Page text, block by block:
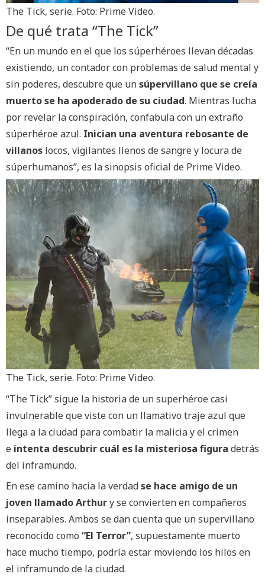
The Tick, serie. Foto: Prime Video.
De qué trata “The Tick”
“En un mundo en el que los súperhéroes llevan décadas
existiendo, un contador con problemas de salud mental y
sin poderes, descubre que unsúpervillano que se creía
muerto se ha apoderado de su ciudad. Mientras lucha
por revelar la conspiración, confabula con un extraño
súperhéroe azul. Inician una aventura rebosante de
villanos locos, vigilantes llenos de sangre y locura de
súperhumanos”, es la sinopsis oficial de Prime Video.
The Tick, serie. Foto: Prime Video.
“The Tick” sigue la historia de un superhéroe casi
invulnerable que viste con un llamativo traje azul que
llega a la ciudad para combatir la malicia y el crimen
e intenta descubrir cuál es la misteriosa figura detrás
del inframundo.
En ese camino hacia la verdadse hace amigo de un
joven llamado Arthury se convierten en compañeros
inseparables. Ambos se dan cuenta que un supervillano
reconocido como “El Terror”, supuestamente muerto
hace mucho tiempo, podría estar moviendo los hilos en
el inframundo de la ciudad.